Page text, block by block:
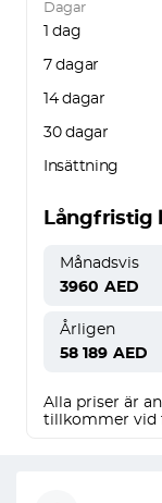
Dagar
1 dag
7 dagar
14 dagar
30 dagar
Insättning
Långfristig
Månadsvis
3960 AED
Årligen
58 189 AED
Alla priser är
tillkommer vid